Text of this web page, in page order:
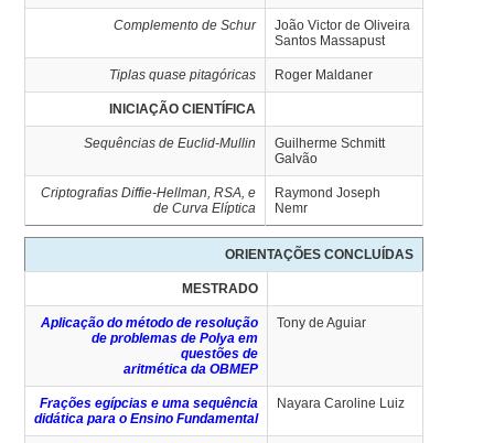
Complemento de Schur
João Victor de Oliveira
Santos Massapust
Tiplas quase pitagóricas Roger Maldaner
INICIAÇÃO CIENTÍFICA
Sequências de Euclid-Mullin
Guilherme Schmitt
Galvão
Criptografias Diffie-Hellman, RSA, e
de Curva Elíptica
Raymond Joseph
Nemr
ORIENTAÇÕES CONCLUÍDAS
MESTRADO
Aplicação do método de resolução
de problemas de Polya em
questões de
aritmética da OBMEP
Tony de Aguiar
Frações egípcias e uma sequência
didática para o Ensino Fundamental
Nayara Caroline Luiz